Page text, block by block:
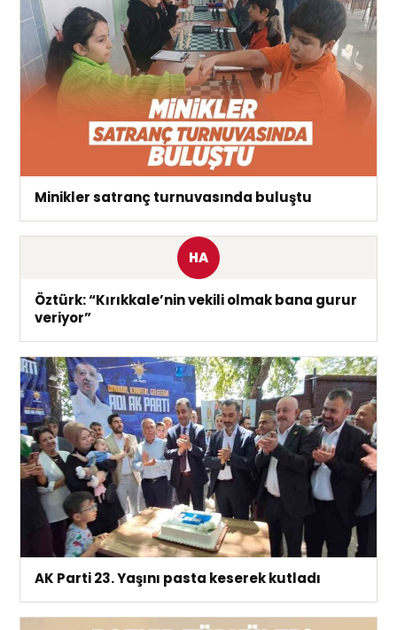
Minikler satranç turnuvasında buluştu
HA
Öztürk: “Kırıkkale’nin vekili olmak bana gurur
veriyor”
AK Parti 23. Yaşını pasta keserek kutladı